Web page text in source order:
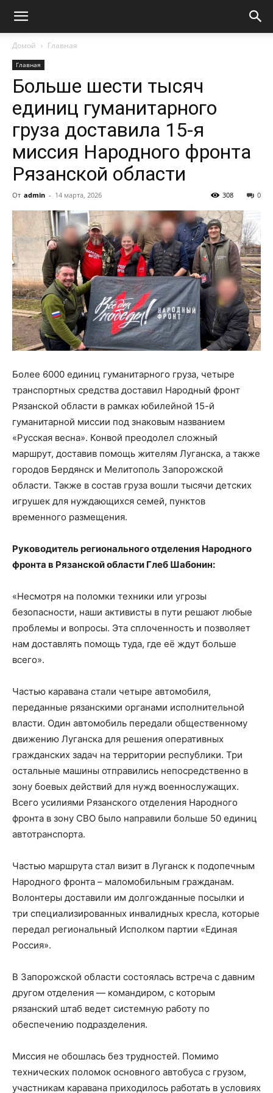
Домой Главная
Главная
Больше шести тысяч
единиц гуманитарного
груза доставила 15-я
миссия Народного фронта
Рязанской области
От admin - 14 марта, 2026 0
308
Более 6000 единиц гуманитарного груза, четыре
транспортных средства доставил Народный фронт
Рязанской области в рамках юбилейной 15-й
гуманитарной миссии под знаковым названием
«Русская весна». Конвой преодолел сложный
маршрут, доставив помощь жителям Луганска, а также
городов Бердянск и Мелитополь Запорожской
области. Также в состав груза вошли тысячи детских
игрушек для нуждающихся семей, пунктов
временного размещения.
Руководитель регионального отделения Народного
фронта в Рязанской области Глеб Шабонин:
«Несмотря на поломки техники или угрозы
безопасности, наши активисты в пути решают любые
проблемы и вопросы. Эта сплоченность и позволяет
нам доставлять помощь туда, где её ждут больше
всего».
Частью каравана стали четыре автомобиля,
переданные рязанскими органами исполнительной
власти. Один автомобиль передали общественному
движению Луганска для решения оперативных
гражданских задач на территории республики. Три
остальные машины отправились непосредственно в
зону боевых действий для нужд военнослужащих.
Всего усилиями Рязанского отделения Народного
фронта в зону СВО было направили больше 50 единиц
автотранспорта.
Частью маршрута стал визит в Луганск к подопечным
Народного фронта – маломобильным гражданам.
Волонтеры доставили им долгожданные посылки и
три специализированных инвалидных кресла, которые
передал региональный Исполком партии «Единая
Россия».
В Запорожской области состоялась встреча с давним
другом отделения — командиром, с которым
рязанский штаб ведет системную работу по
обеспечению подразделения.
Миссия не обошлась без трудностей. Помимо
технических поломок основного автобуса с грузом,
участникам каравана приходилось работать в условиях